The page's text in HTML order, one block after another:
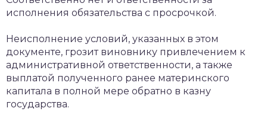
исполнения обязательства с просрочкой.
Неисполнение условий, указанных в этом
документе, грозит виновнику привлечением к
административной ответственности, а также
выплатой полученного ранее материнского
капитала в полной мере обратно в казну
государства.